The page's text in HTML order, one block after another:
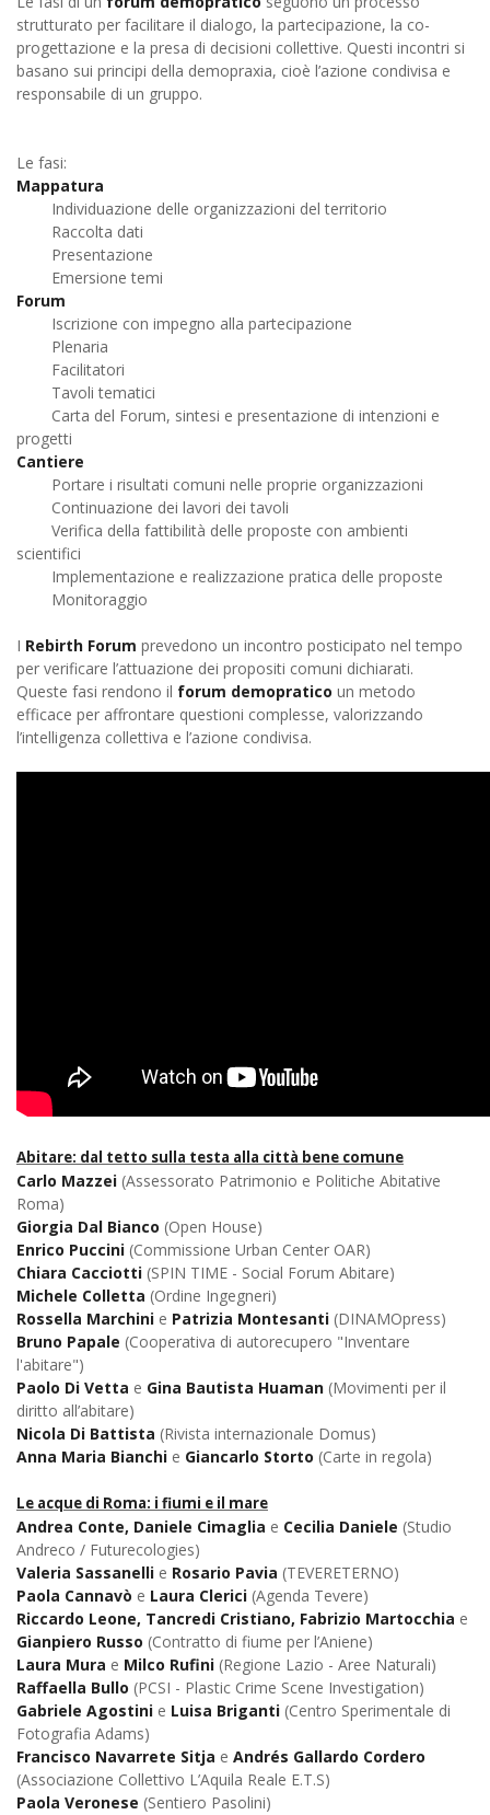
strutturato per facilitare il dialogo, la partecipazione, la co-
progettazione e la presa di decisioni collettive. Questi incontri si
basano sui principi della demopraxia, cioè l’azione condivisa e
responsabile di un gruppo.
Le fasi:
Mappatura
Individuazione delle organizzazioni del territorio
Raccolta dati
Presentazione
Emersione temi
Forum
Iscrizione con impegno alla partecipazione
Plenaria
Facilitatori
Tavoli tematici
Carta del Forum, sintesi e presentazione di intenzioni e
progetti
Cantiere
Portare i risultati comuni nelle proprie organizzazioni
Continuazione dei lavori dei tavoli
Verifica della fattibilità delle proposte con ambienti
scientifici
Implementazione e realizzazione pratica delle proposte
Monitoraggio
I Rebirth Forum prevedono un incontro posticipato nel tempo
per verificare l’attuazione dei propositi comuni dichiarati.
Queste fasi rendono il forum demopratico un metodo
efficace per affrontare questioni complesse, valorizzando
l’intelligenza collettiva e l’azione condivisa.
Abitare: dal tetto sulla testa alla città bene comune
Carlo Mazzei (Assessorato Patrimonio e Politiche Abitative
Roma)
Giorgia Dal Bianco (Open House)
Enrico Puccini (Commissione Urban Center OAR)
Chiara Cacciotti (SPIN TIME - Social Forum Abitare)
Michele Colletta (Ordine Ingegneri)
Rossella Marchini e Patrizia Montesanti (DINAMOpress)
Bruno Papale (Cooperativa di autorecupero "Inventare
l'abitare")
Paolo Di Vetta e Gina Bautista Huaman (Movimenti per il
diritto all’abitare)
Nicola Di Battista (Rivista internazionale Domus)
Anna Maria Bianchi e Giancarlo Storto (Carte in regola)
Le acque di Roma: i fiumi e il mare
Andrea Conte, Daniele Cimaglia e Cecilia Daniele (Studio
Andreco / Futurecologies)
Valeria Sassanelli e Rosario Pavia (TEVERETERNO)
Paola Cannavò e Laura Clerici (Agenda Tevere)
Riccardo Leone, Tancredi Cristiano, Fabrizio Martocchia e
Gianpiero Russo (Contratto di fiume per l’Aniene)
Laura Mura e Milco Rufini (Regione Lazio - Aree Naturali)
Raffaella Bullo (PCSI - Plastic Crime Scene Investigation)
Gabriele Agostini e Luisa Briganti (Centro Sperimentale di
Fotografia Adams)
Francisco Navarrete Sitja e Andrés Gallardo Cordero
(Associazione Collettivo L’Aquila Reale E.T.S)
Paola Veronese (Sentiero Pasolini)